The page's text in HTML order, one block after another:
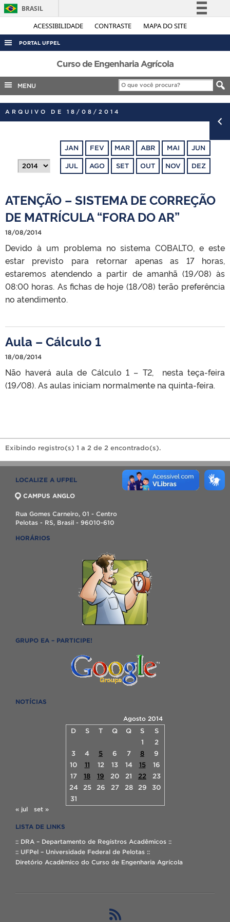
ACESSIBILIDADE CONTRASTE MAPA DO SITE
BRASIL
Simplifique!
Acesso à informação
Legislação
Canais
PORTAL UFPEL
ACESSO À INFORMAÇÃO
AUDITORIA
COBALTO
CONCURSOS
OUVIDORIA
TELEFONES
Curso de Engenharia Agrícola
MENU
ARQUIVO DE 18/08/2014
JAN FEV MAR ABR MAI JUN
JUL AGO SET OUT NOV DEZ
ATENÇÃO – SISTEMA DE CORREÇÃO
DE MATRÍCULA “FORA DO AR”
18/08/2014
Devido à um problema no sistema COBALTO, e este
estar previsto para retornar apenas as 17 horas,
estaremos atendendo a partir de amanhã (19/08) às
08:00 horas. As fichas de hoje (18/08) terão preferência
no atendimento.
Aula – Cálculo 1
18/08/2014
Não haverá aula de Cálculo 1 – T2, nesta teça-feira
(19/08). As aulas iniciam normalmente na quinta-feira.
Exibindo registro(s) 1 a 2 de 2 encontrado(s).
LOCALIZE A UFPEL
CAMPUS ANGLO
Rua Gomes Carneiro, 01 - Centro
Pelotas - RS, Brasil - 96010-610
HORÁRIOS
GRUPO EA – PARTICIPE!
NOTÍCIAS
Agosto 2014
D S T Q Q S
S
1
2
3
4 5 6 7 8
9
10
11 12 13 14 15
16
17
18 19 20 21 22
23
24
25 26 27 28 29
30
31
« jul set »
LISTA DE LINKS
:: DRA – Departamento de Registros Acadêmicos ::
:: UFPel – Universidade Federal de Pelotas ::
Diretório Acadêmico do Curso de Engenharia Agrícola